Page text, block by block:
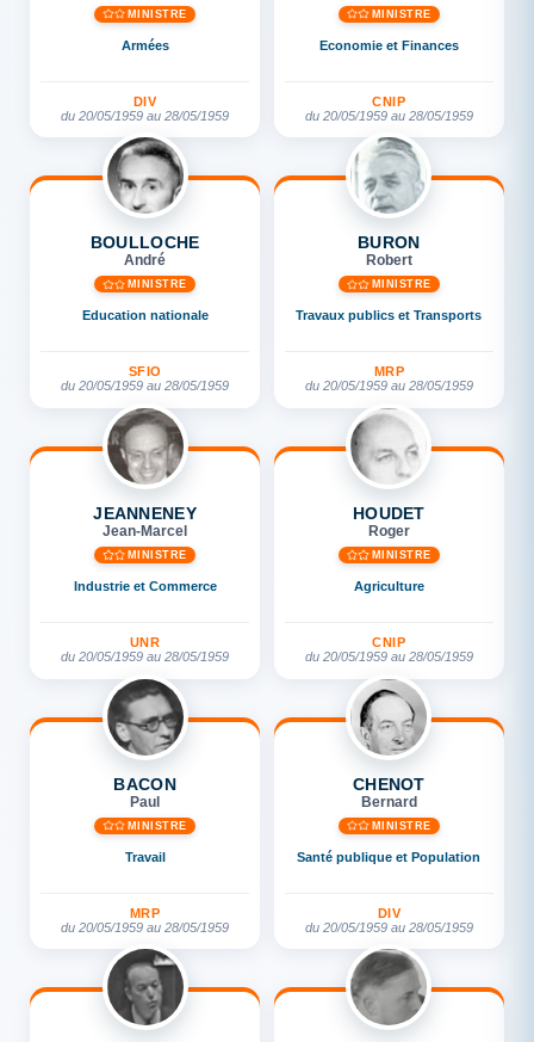
MINISTRE
Armées
DIV
du 20/05/1959 au 28/05/1959
MINISTRE
Economie et Finances
CNIP
du 20/05/1959 au 28/05/1959
BOULLOCHE
André
MINISTRE
Education nationale
SFIO
du 20/05/1959 au 28/05/1959
BURON
Robert
MINISTRE
Travaux publics et Transports
MRP
du 20/05/1959 au 28/05/1959
JEANNENEY
Jean-Marcel
MINISTRE
Industrie et Commerce
UNR
du 20/05/1959 au 28/05/1959
HOUDET
Roger
MINISTRE
Agriculture
CNIP
du 20/05/1959 au 28/05/1959
BACON
Paul
MINISTRE
Travail
MRP
du 20/05/1959 au 28/05/1959
CHENOT
Bernard
MINISTRE
Santé publique et Population
DIV
du 20/05/1959 au 28/05/1959